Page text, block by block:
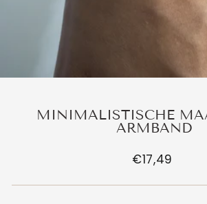
MINIMALISTISCHE
ARMBAND
Normale
€17,49